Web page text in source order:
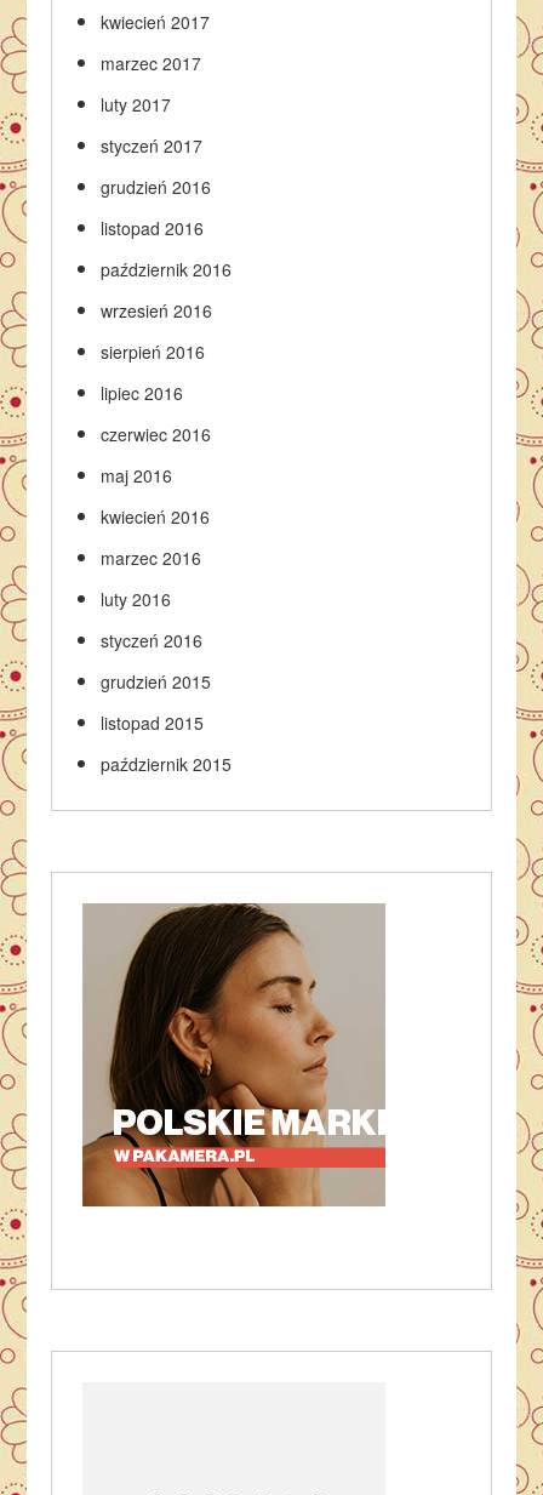
kwiecień 2017
marzec 2017
luty 2017
styczeń 2017
grudzień 2016
listopad 2016
październik 2016
wrzesień 2016
sierpień 2016
lipiec 2016
czerwiec 2016
maj 2016
kwiecień 2016
marzec 2016
luty 2016
styczeń 2016
grudzień 2015
listopad 2015
październik 2015